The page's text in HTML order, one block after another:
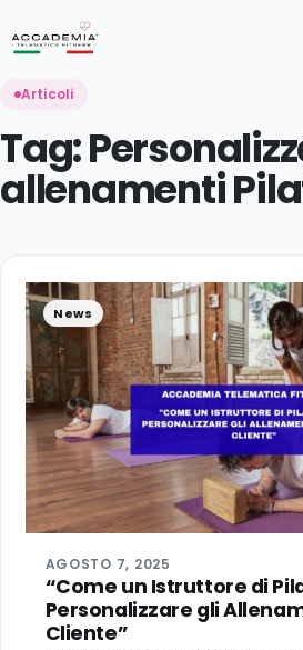
Articoli
Tag:
allenamenti
News
AGOSTO 7, 2025
“Come un Istruttore di
Personalizzare gli
Cliente”